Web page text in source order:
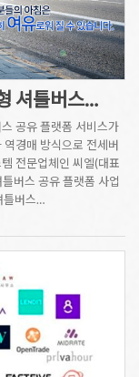
셔틀버스…
공유 플랫폼 서비스가
경매 방식으로 전세버
전문업체인 씨엘(대표
버스 공유 플랫폼 사업
틀버스…